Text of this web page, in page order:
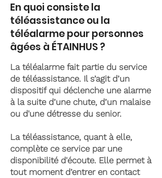
En quoi consiste la
téléassistance ou la
téléalarme pour personnes
âgées à ÉTAINHUS ?
La téléalarme fait partie du service
de téléassistance. Il s’agit d’un
dispositif qui déclenche une alarme
à la suite d’une chute, d’un malaise
ou d'une détresse du senior.
La téléassistance, quant à elle,
complète ce service par une
disponibilité d'écoute. Elle permet à
tout moment d’entrer en contact